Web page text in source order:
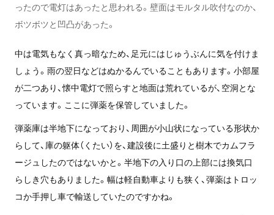
ったので電灯はあったと思われる。壁面はモルタル吹付なのか、
ボツボツと凹凸があった。
中は電気もなく真っ暗なため、足元にはじゅうぶんに気を付けま
しょう。雨の翌日などはぬかるんでいることもあります。小部屋
が二つあり、懐中電灯で照らすと地面は荒れているが、空洞とな
っています。ここに弾薬を保管していました。
弾薬庫は半地下になっており、周囲が小山状になっている形状か
らして、庫の躯体（くたい）を、建設後に土盛りと樹木でカムフラ
ージュしたのではないかと。半地下の入り口の上部には換気口
らしき穴もありました。幅は軽自動車よりも狭く、弾薬はトロッ
コか手押し車で輸送していたのですかね。